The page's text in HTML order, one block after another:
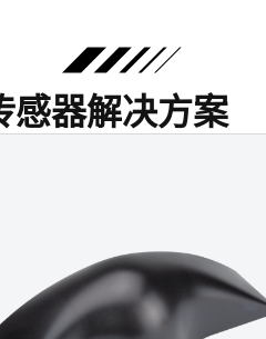
感器解决方案